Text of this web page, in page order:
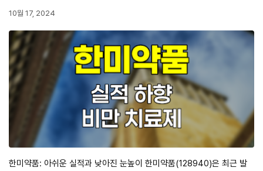
10월 17, 2024
한미약품: 아쉬운 실적과 낮아진 눈높이 한미약품(128940)은 최근 발